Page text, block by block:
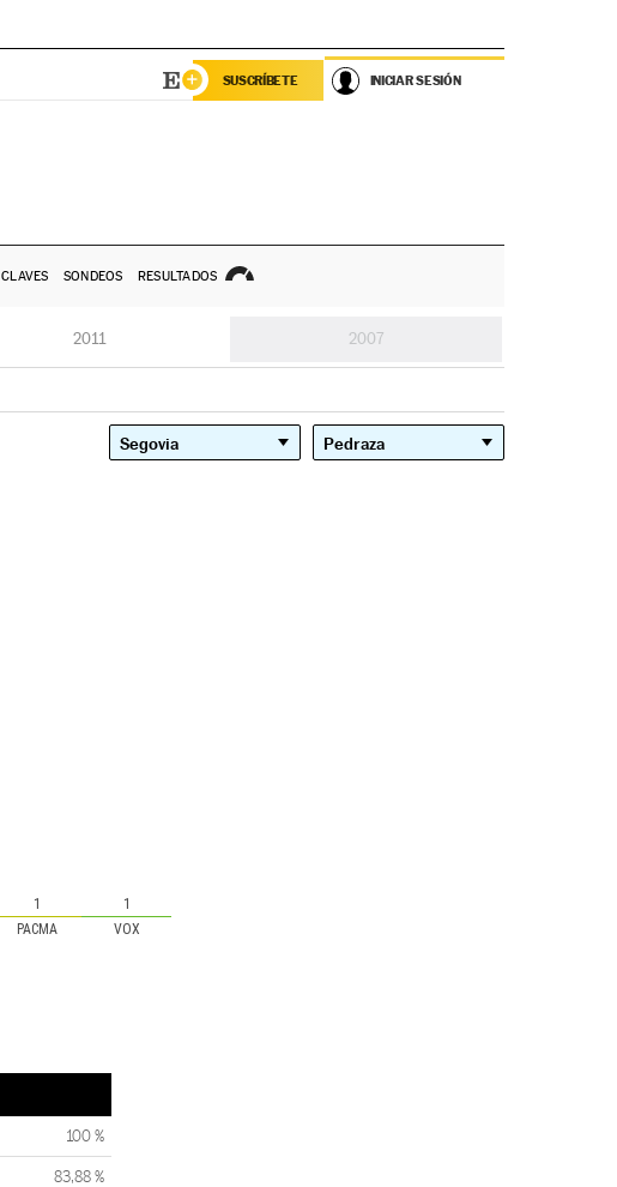
SUSCRÍBETE INICIAR SESIÓN
CLAVES SONDEOS RESULTADOS
2011 2007
PACMA VOX
1 1
100 %
83,88 %